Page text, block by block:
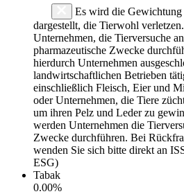
Es wird die
dargestellt, die Tierwohl
Unternehmen, die Tierversuche
pharmazeutische Zwecke
hierdurch Unternehmen
landwirtschaftlichen Betrieben
einschließlich Fleisch, Eier und
oder Unternehmen, die Tiere
um ihren Pelz und Leder zu
werden Unternehmen die
Zwecke durchführen. Bei
wenden Sie sich bitte direkt an
ESG)
Tabak
0.00%